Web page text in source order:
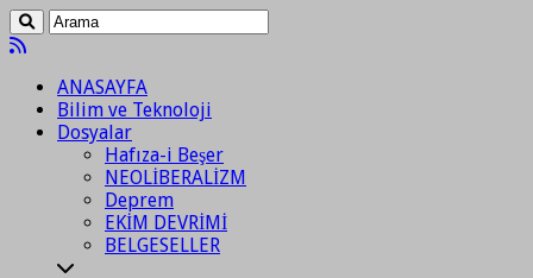
ANASAYFA
Bilim ve Teknoloji
Dosyalar
Hafıza-i Beşer
NEOLİBERALİZM
Deprem
EKİM DEVRİMİ
BELGESELLER